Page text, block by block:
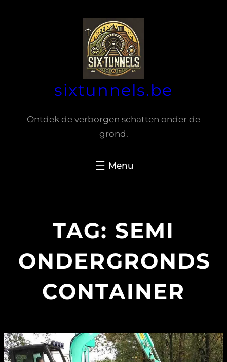
sixtunnels.be
Ontdek de verborgen schatten onder de
grond.
TAG: SEMI
ONDERGRONDSE
CONTAINER